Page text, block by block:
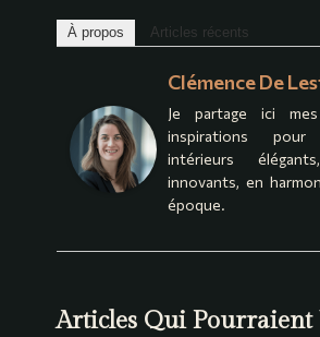
À propos Articles récents
Clémence De
Je partage ici
inspirations
intérieurs
innovants, en
époque.
Articles Qui Pourraient